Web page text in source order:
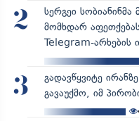
2
სერგეი
მომხდარ
Telegram-არხების
3
გადავწყვიტე
გავაუქმო, იმ